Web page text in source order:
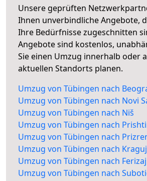
Unsere geprüften
Ihnen unverbindliche Angebote,
Ihre Bedürfnisse zugeschnitten
Angebote sind kostenlos,
Sie einen Umzug innerhalb oder
aktuellen Standorts planen.
Umzug von Tübingen nach
Umzug von Tübingen nach Novi
Umzug von Tübingen nach Niš
Umzug von Tübingen nach
Umzug von Tübingen nach
Umzug von Tübingen nach
Umzug von Tübingen nach Ferizaj
Umzug von Tübingen nach